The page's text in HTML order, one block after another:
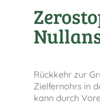
Rückkehr zur
Zielfernohrs in
kann durch